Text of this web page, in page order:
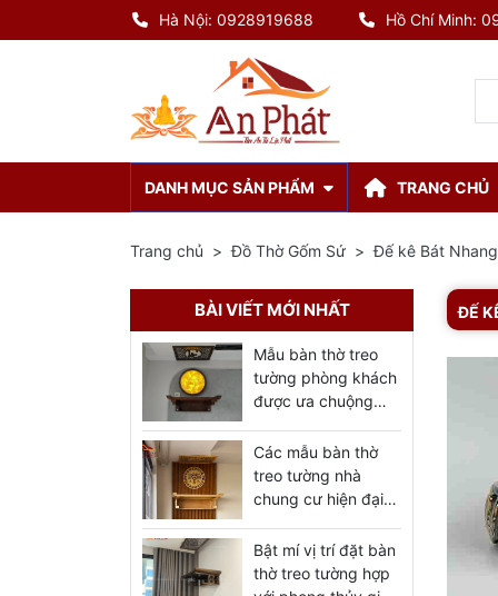
TRANG CHỦ
DANH MỤC SẢN PHẨM
Hà Nội: 0928919688 Hồ Chí Minh:
Trang chủ Đồ Thờ Gốm Sứ Đế kê Bát Nhang
ĐẾ
BÀI VIẾT MỚI NHẤT
Mẫu bàn thờ treo
tường phòng khách
được ưa chuộng
Các mẫu bàn thờ
treo tường nhà
chung cư hiện đại
Bật mí vị trí đặt bàn
thờ treo tường hợp